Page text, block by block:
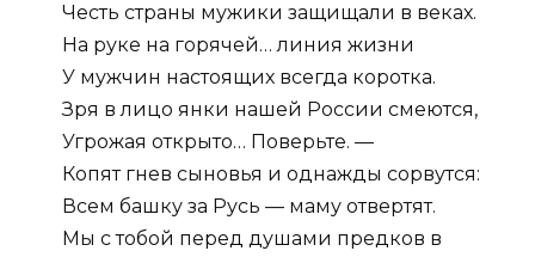
Честь страны мужики защищали в веках.
На руке на горячей… линия жизни
У мужчин настоящих всегда коротка.
Зря в лицо янки нашей России смеются,
Угрожая открыто… Поверьте. —
Копят гнев сыновья и однажды сорвутся:
Всем башку за Русь — маму отвертят.
Мы с тобой перед душами предков в